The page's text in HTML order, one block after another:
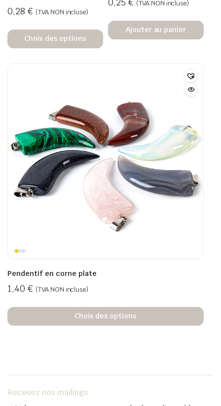
0,28 € (TVA NON incluse)
Choix des options
(TVA NON incluse)
Ajouter au panier
Pendentif en corne plate
1,40 € (TVA NON incluse)
Choix des options
Recevez nos mailings